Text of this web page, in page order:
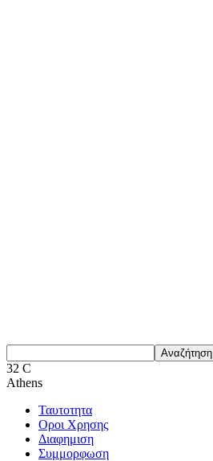
32 C
Athens
Ταυτοτητα
Οροι Χρησης
Διαφημιση
Συμμορφωση